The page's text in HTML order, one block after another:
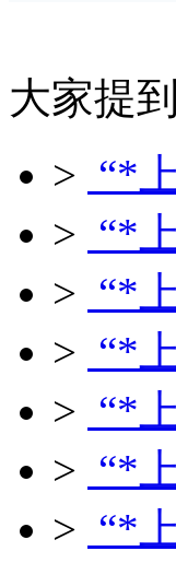
大家提
> “*
> “*
> “*
> “*
> “*
> “*
> “*